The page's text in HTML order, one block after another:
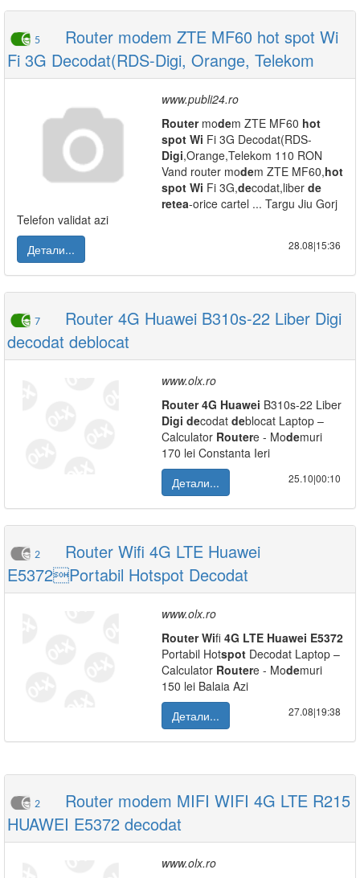
5
Router modem ZTE MF60 hot spot Wi
Fi 3G Decodat(RDS-Digi, Orange, Telekom
www.publi24.ro
Routermodem ZTE MF60 hot
spot Wi Fi 3G Decodat(RDS-
Digi,Orange,Telekom 110 RON
Vand router modem ZTE MF60,hot
spot Wi Fi 3G,decodat,liber de
retea-orice cartel ... Targu Jiu Gorj
Telefon validat azi
Детали...
28.08|15:36
7
Router 4G Huawei B310s-22 Liber Digi
decodat deblocat
www.olx.ro
Router 4G Huawei B310s-22 Liber
Digi decodat deblocat Laptop –
Calculator Routere - Modemuri
170 lei Constanta Ieri
Детали...
25.10|00:10
2
Router Wifi 4G LTE Huawei
E5372Portabil Hotspot Decodat
www.olx.ro
Router Wifi 4G LTE Huawei E5372
Portabil Hotspot Decodat Laptop –
Calculator Routere - Modemuri
150 lei Balaia Azi
Детали...
27.08|19:38
2
Router modem MIFI WIFI 4G LTE R215
HUAWEI E5372 decodat
www.olx.ro